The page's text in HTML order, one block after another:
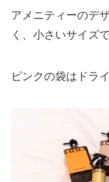
アメニティーのデ
く、小さいサイズ
ピンクの袋はドラ